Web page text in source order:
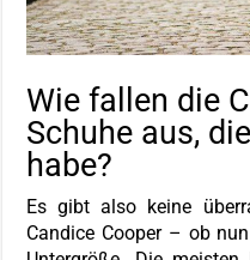
Wie fallen die
Schuhe aus,
habe?
Es gibt also keine
Candice Cooper – ob